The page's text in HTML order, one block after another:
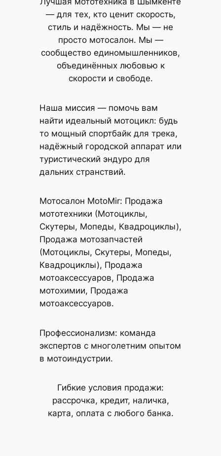
— для тех, кто ценит скорость,
стиль и надёжность. Мы — не
просто мотосалон. Мы —
сообщество единомышленников,
объединённых любовью к
скорости и свободе.
Наша миссия — помочь вам
найти идеальный мотоцикл: будь
то мощный спортбайк для трека,
надёжный городской аппарат или
туристический эндуро для
дальних странствий.
Мотосалон MotoMir: Продажа
мототехники (Мотоциклы,
Скутеры, Мопеды, Квадроциклы),
Продажа мотозапчастей
(Мотоциклы, Скутеры, Мопеды,
Квадроциклы), Продажа
мотоаксессуаров, Продажа
мотохимии, Продажа
мотоаксессуаров.
Профессионализм: команда
экспертов с многолетним опытом
в мотоиндустрии.
Гибкие условия продажи:
рассрочка, кредит, наличка,
карта, оплата с любого банка.